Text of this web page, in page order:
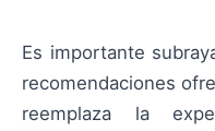
Es importante
recomendaciones
reemplaza la